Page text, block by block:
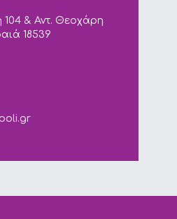
104 & Αντ. Θεοχάρη
18539